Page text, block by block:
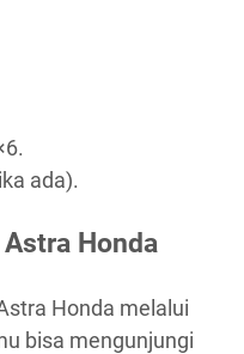
ada).
Honda
Honda melalui
bisa mengunjungi